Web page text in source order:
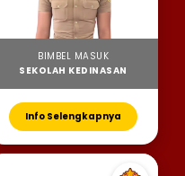
BIMBEL MASUK
SEKOLAH KEDINASAN
Info Selengkapnya